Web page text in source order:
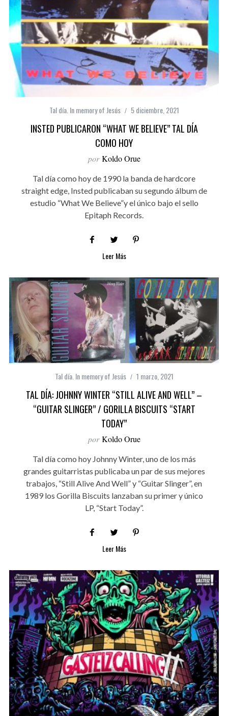
Tal día. In memory of Jesús 5 diciembre, 2021
INSTED PUBLICARON “WHAT WE BELIEVE” TAL DÍA
COMO HOY
por Koldo Orue
Tal día como hoy de 1990 la banda de hardcore
straight edge, Insted publicaban su segundo álbum de
estudio “What We Believe”y el único bajo el sello
Epitaph Records.
Leer Más
Tal día. In memory of Jesús 1 marzo, 2021
TAL DÍA: JOHNNY WINTER “STILL ALIVE AND WELL” –
“GUITAR SLINGER” / GORILLA BISCUITS “START
TODAY”
por Koldo Orue
Tal día como hoy Johnny Winter, uno de los más
grandes guitarristas publicaba un par de sus mejores
trabajos, “Still Alive And Well” y “Guitar Slinger”, en
1989 los Gorilla Biscuits lanzaban su primer y único
LP, “Start Today”.
Leer Más